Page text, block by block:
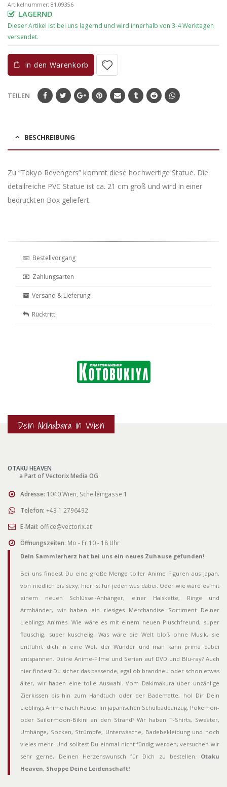
Artikelnummer: 81.09356
LAGERND
In den Warenkorb
TEILEN
BESCHREIBUNG
Zu “Tokyo Revengers” kommt diese hochwertige Statue. Die
detailreiche PVC Statue ist ca. 21 cm groß und wird in einer
bedruckten Box geliefert.
Bestellvorgang
Zahlungsarten
Versand & Lieferung
Rücktritt
Dein Akihabara in Wien
OTAKU HEAVEN
a Part of Vectorix Media OG
Adresse: 1040 Wien, Schelleingasse 1
Telefon: +43 1 2796492
E-Mail: office@vectorix.at
Öffnungszeiten: Mo - Fr 10 - 18 Uhr
Dein Sammlerherz hat bei uns ein neues Zuhause gefunden!
Bei uns findest Du eine große Menge toller Anime Figuren aus Japan,
von niedlich bis sexy, hier ist für jeden was dabei. Oder wie wäre es mit
einem neuen Schlüssel-Anhänger, einer Halskette, Ringe und
Armbänder, wir haben ein riesiges Merchandise Sortiment Deiner
Lieblings Animes. Wie wäre es mit einem neuen Plüschfreund, super
flauschig, super kuschelig! Was wäre die Welt bloß ohne Musik, sie
entführt dich in eine Welt der Wunder und man kann prima dabei
entspannen. Deine Anime-Filme und Serien auf DVD und Blu-ray? Auch
hier findest Du sicher das passende, egal ob brandneu oder schon etwas
älter, wir haben eine tolle Auswahl. Vom Dakimakura über unzählige
Zierkissen bis hin zum Handtuch oder der Badematte, hol Dir Dein
Lieblings Anime nach Hause. Im japanischen Schulbadeanzug, Pokemon-
oder Sailormoon-Bikini an den Strand? Wir haben T-Shirts, Sweater,
Umhänge, Socken, Strümpfe, Unterwäsche, Badebekleidung und noch
vieles mehr. Und solltest Du einmal nicht fündig werden, versuchen wir
sehr gerne, Deinen Herzenswunsch für Dich zu bestellen. Otaku
Heaven, Shoppe Deine Leidenschaft!